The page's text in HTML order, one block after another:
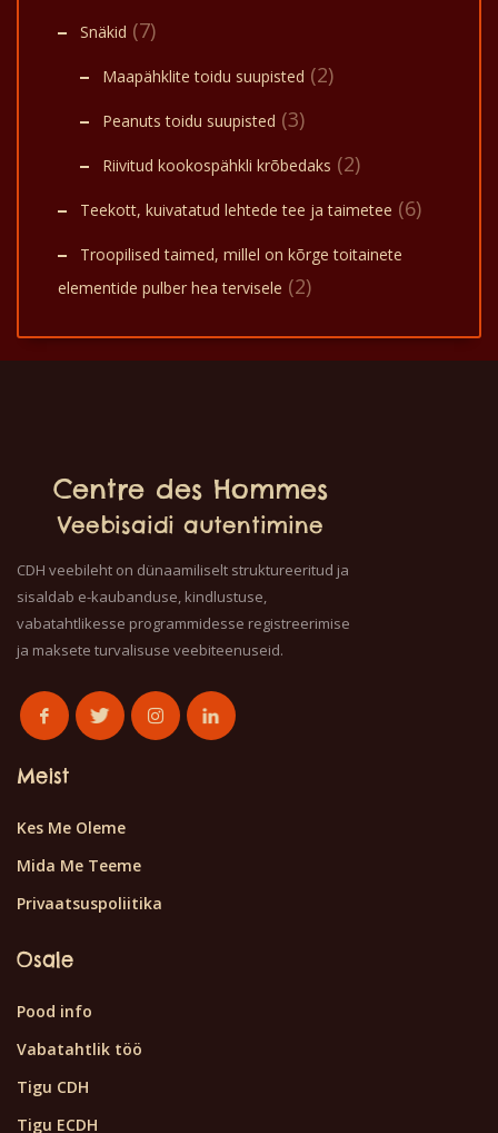
Snäkid (7)
Maapähklite toidu suupisted (2)
Peanuts toidu suupisted (3)
Riivitud kookospähkli krõbedaks (2)
Teekott, kuivatatud lehtede tee ja taimetee (6)
Troopilised taimed, millel on kõrge toitainete
elementide pulber hea tervisele (2)
Centre des Hommes
Veebisaidi autentimine
CDH veebileht on dünaamiliselt struktureeritud ja
sisaldab e-kaubanduse, kindlustuse,
vabatahtlikesse programmidesse registreerimise
ja maksete turvalisuse veebiteenuseid.
Meist
Kes Me Oleme
Mida Me Teeme
Privaatsuspoliitika
Osale
Pood info
Vabatahtlik töö
Tigu CDH
Tigu ECDH